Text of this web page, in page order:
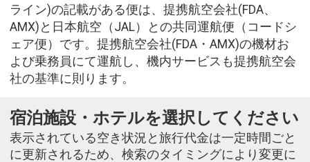
ライン)の記載がある便は、提携航空会社(FDA、
AMX)と日本航空（JAL）との共同運航便（コードシ
ェア便）です。提携航空会社(FDA・AMX)の機材お
よび乗務員にて運航し、機内サービスも提携航空会
社の基準に則ります。
宿泊施設・ホテルを選択してください
表示されている空き状況と旅行代金は一定時間ごと
に更新されるため、検索のタイミングにより変更に